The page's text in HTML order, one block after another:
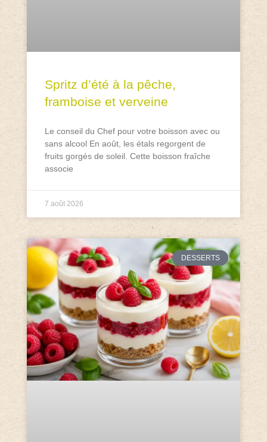
Spritz d’été à la pêche,
framboise et verveine
Le conseil du Chef pour votre boisson avec ou
sans alcool En août, les étals regorgent de
fruits gorgés de soleil. Cette boisson fraîche
associe
7 août 2026
DESSERTS